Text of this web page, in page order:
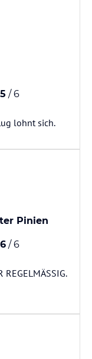
5 / 6
lohnt sich.
Pinien
6 / 6
REGELMÄSSIG.